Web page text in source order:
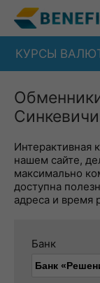
КУРСЫ
Интерактивная
нашем сайте,
максимально
доступна
адреса и время
Банк